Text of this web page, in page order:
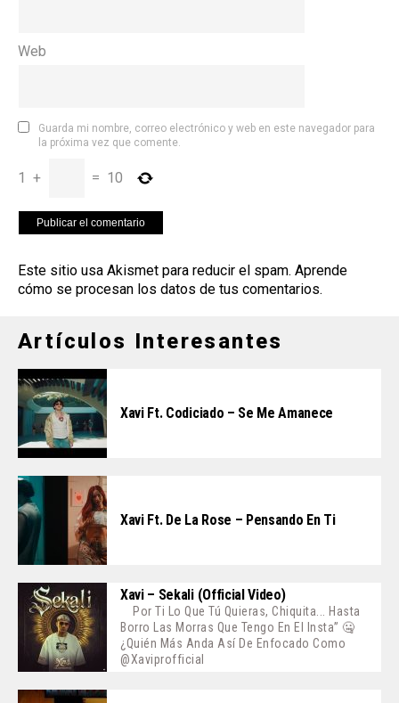
Web
Guarda mi nombre, correo electrónico y web en este navegador para
la próxima vez que comente.
1 + = 10
Este sitio usa Akismet para reducir el spam. Aprende
cómo se procesan los datos de tus comentarios.
Artículos Interesantes
Xavi Ft. Codiciado – Se Me Amanece
Xavi Ft. De La Rose – Pensando En Ti
Xavi – Sekali (Official Video)
Por Ti Lo Que Tú Quieras, Chiquita... Hasta
Borro Las Morras Que Tengo En El Insta” 🤐
¿Quién Más Anda Así De Enfocado Como
@xaviprofficial